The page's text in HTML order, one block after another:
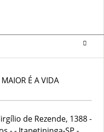
MAIOR É A VIDA
de Rezende, 1388 -